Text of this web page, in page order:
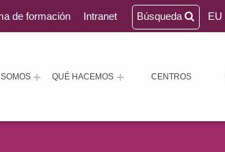
QUÉ HACEMOS CENTROS
de formación Intranet Búsqueda EU